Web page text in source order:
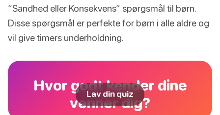
“Sandhed eller Konsekvens” spørgsmål til børn.
Disse spørgsmål er perfekte for børn i alle aldre og
vil give timers underholdning.
Hvor godt kender dine
venner dig?
Lav din quiz